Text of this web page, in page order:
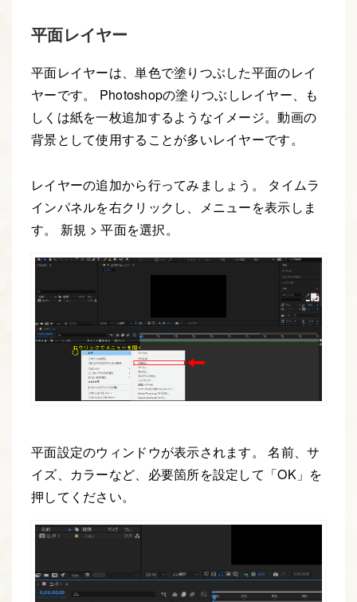
平面レイヤー
平面レイヤーは、単色で塗りつぶした平面のレイ
ヤーです。 Photoshopの塗りつぶしレイヤー、も
しくは紙を一枚追加するようなイメージ。動画の
背景として使用することが多いレイヤーです。
レイヤーの追加から行ってみましょう。 タイムラ
インパネルを右クリックし、メニューを表示しま
す。 新規 > 平面を選択。
平面設定のウィンドウが表示されます。 名前、サ
イズ、カラーなど、必要箇所を設定して「OK」を
押してください。